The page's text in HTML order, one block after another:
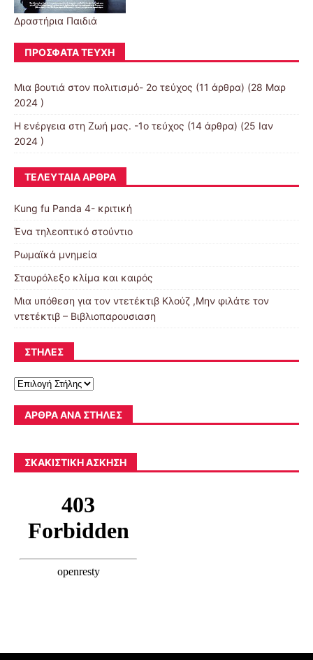
Δραστήρια Παιδιά
ΠΡΌΣΦΑΤΑ ΤΕΎΧΗ
Μια βουτιά στον πολιτισμό- 2ο τεύχος (11 άρθρα) (28 Μαρ
2024 )
Η ενέργεια στη Ζωή μας. -1ο τεύχος (14 άρθρα) (25 Ιαν
2024 )
ΤΕΛΕΥΤΑΊΑ ΆΡΘΡΑ
Kung fu Panda 4- κριτική
Ένα τηλεοπτικό στούντιο
Ρωμαϊκά μνημεία
Σταυρόλεξο κλίμα και καιρός
Μια υπόθεση για τον ντετέκτιβ Κλούζ ,Μην φιλάτε τον
ντετέκτιβ – Βιβλιοπαρουσιαση
ΣΤΉΛΕΣ
ΆΡΘΡΑ ΑΝΆ ΣΤΉΛΕΣ
ΣΚΑΚΙΣΤΙΚΉ ΆΣΚΗΣΗ